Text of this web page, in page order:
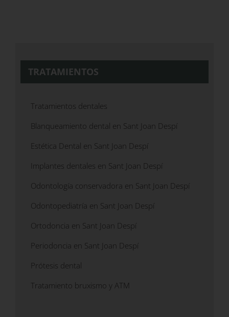
TRATAMIENTOS
Tratamientos dentales
Blanqueamiento dental en Sant Joan Despí
Estética Dental en Sant Joan Despí
Implantes dentales en Sant Joan Despí
Odontología conservadora en Sant Joan Despí
Odontopediatría en Sant Joan Despí
Ortodoncia en Sant Joan Despí
Periodoncia en Sant Joan Despí
Prótesis dental
Tratamiento bruxismo y ATM